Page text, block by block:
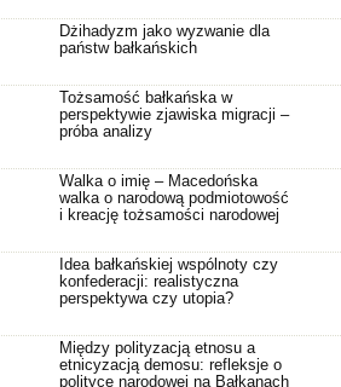
Dżihadyzm jako wyzwanie dla
państw bałkańskich
Tożsamość bałkańska w
perspektywie zjawiska migracji –
próba analizy
Walka o imię – Macedońska
walka o narodową podmiotowość
i kreację tożsamości narodowej
Idea bałkańskiej wspólnoty czy
konfederacji: realistyczna
perspektywa czy utopia?
Między polityzacją etnosu a
etnicyzacją demosu: refleksje o
polityce narodowej na Bałkanach